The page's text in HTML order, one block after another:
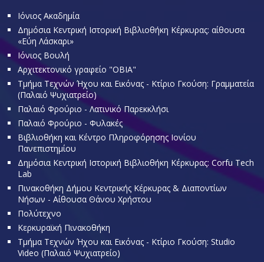
Ιόνιος Ακαδημία
Δημόσια Κεντρική Ιστορική Βιβλιοθήκη Κέρκυρας: αίθουσα
«Εύη Λάσκαρι»
Ιόνιος Βουλή
Αρχιτεκτονικό γραφείο "OBIA"
Τμήμα Τεχνών Ήχου και Εικόνας - Κτίριο Γκούση: Γραμματεία
(Παλαιό Ψυχιατρείο)
Παλαιό Φρούριο - Λατινικό Παρεκκλήσι
Παλαιό Φρούριο - Φυλακές
Βιβλιοθήκη και Κέντρο Πληροφόρησης Ιονίου
Πανεπιστημίου
Δημόσια Κεντρική Ιστορική Βιβλιοθήκη Κέρκυρας: Corfu Tech
Lab
Πινακοθήκη Δήμου Κεντρικής Κέρκυρας & Διαποντίων
Νήσων - Αίθουσα Θάνου Χρήστου
Πολύτεχνο
Κερκυραϊκή Πινακοθήκη
Τμήμα Τεχνών Ήχου και Εικόνας - Κτίριο Γκούση: Studio
Video (Παλαιό Ψυχιατρείο)